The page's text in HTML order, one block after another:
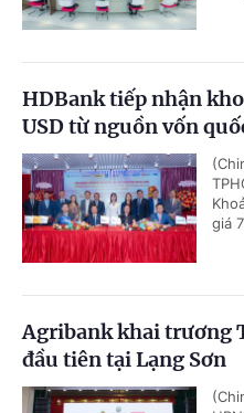
HDBank tiếp nhận
USD từ nguồn vốn
giá
Agribank khai trương
đầu tiên tại Lạng Sơn